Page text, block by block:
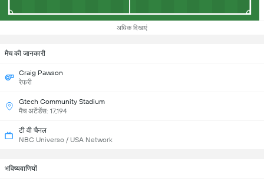
अधिक दिखाएं
मैच की जानकारी
Craig Pawson
रेफरी
Gtech Community Stadium
मैच अटेंडेंस: 17,194
टी वी चैनल
NBC Universo / USA Network
भविष्यवाणियों